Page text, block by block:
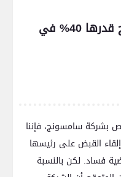
توقعات زيادة أرباح سامسونج قدرها 40% في
بشركة سامسونج، فإننا
القبض على رئيسها
فساد. لكن بالنسبة